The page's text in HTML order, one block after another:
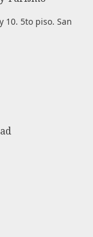
10. 5to piso. San